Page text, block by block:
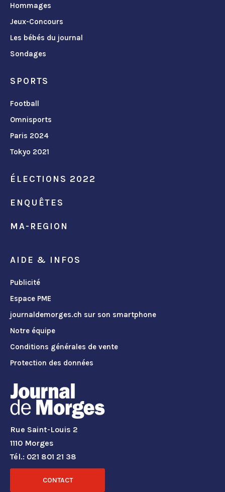
Hommages
Jeux-Concours
Les bébés du journal
Sondages
SPORTS
Football
Omnisports
Paris 2024
Tokyo 2021
ÉLECTIONS 2022
ENQUÊTES
MA-REGION
AIDE & INFOS
Publicité
Espace PME
journaldemorges.ch sur son smartphone
Notre équipe
Conditions générales de vente
Protection des données
Rue Saint-Louis 2
1110 Morges
Tél.: 021 801 21 38
CONTACT